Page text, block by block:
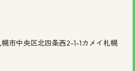
ポリシー 会社概要 円形脱毛症.com
会社スヴェンソン.
中央区北四条西2-1-1カメイ札幌